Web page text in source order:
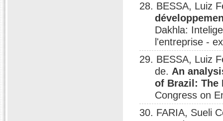
28. BESSA, Luiz
Dakhla:
l'entreprise -
29. BESSA, Luiz
de. An
of Brazil: The
Congress on
30. FARIA, Sueli